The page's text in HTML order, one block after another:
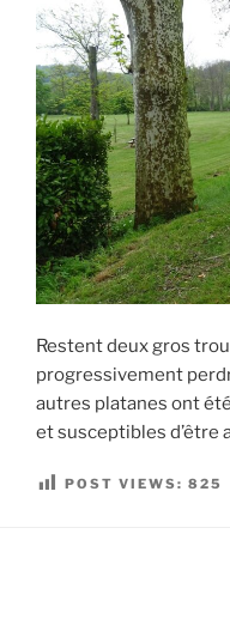
Restent deux gros
progressivement
autres platanes ont
et susceptibles d’être
POST VIEWS: 825